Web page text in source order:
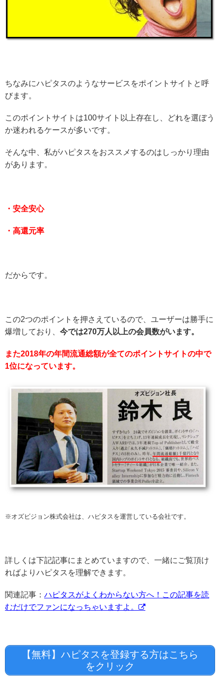
ちなみにハピタスのようなサービスをポイントサイトと呼
びます。
このポイントサイトは100サイト以上存在し、どれを選ぼう
か迷われるケースが多いです。
そんな中、私がハピタスをおススメするのはしっかり理由
があります。
・安全安心
・高還元率
だからです。
この2つのポイントを押さえているので、ユーザーは勝手に
爆増しており、 今では270万人以上の会員数がいます。
また2018年の年間流通総額が全てのポイントサイトの中で
1位になっています。
※オズビジョン株式会社は、ハピタスを運営している会社です。
詳しくは下記記事にまとめていますので、一緒にご覧頂け
ればよりハピタスを理解できます。
関連記事： ハピタスがよくわからない方へ！この記事を読
むだけでファンになっちゃいますよ。
【無料】ハピタスを登録する方はこちら
をクリック